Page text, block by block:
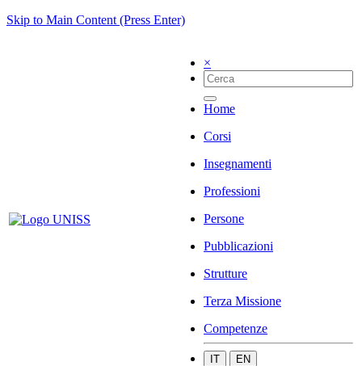
Skip to Main Content (Press Enter)
×
Home
Corsi
Insegnamenti
Professioni
Persone
Pubblicazioni
Strutture
Terza Missione
Competenze
IT EN